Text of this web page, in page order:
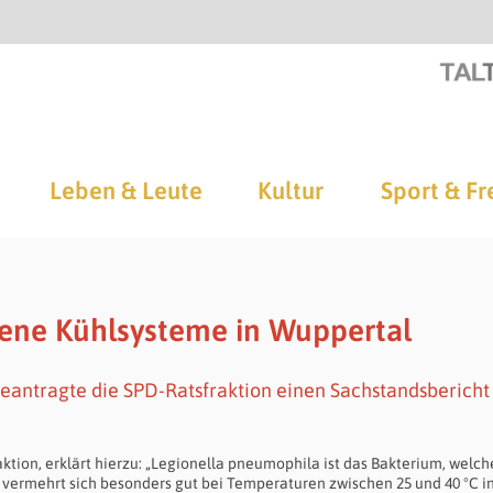
Leben & Leute Kultur Sport &
Kühlsysteme in Wuppertal
die SPD-Ratsfraktion einen
erklärt hierzu: „Legionella pneumophila ist das Bakterium,
sich besonders gut bei Temperaturen zwischen 25 und 40 °C